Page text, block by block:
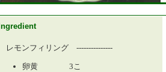
Ingredient
レモンフィリング ---------------
卵黄 3こ